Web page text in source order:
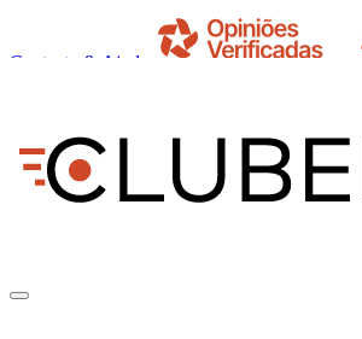
Contacto & Ajuda